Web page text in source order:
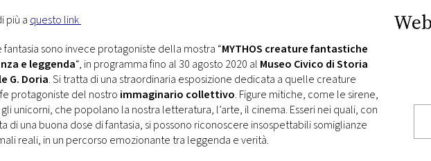
più a questo link
fantasia sono invece protagoniste della mostra “MYTHOS creature fantastiche
e leggenda“, in programma fino al 30 agosto 2020 al Museo Civico di Storia
G. Doria. Si tratta di una straordinaria esposizione dedicata a quelle creature
protagoniste del nostro immaginario collettivo. Figure mitiche, come le sirene,
unicorni, che popolano la nostra letteratura, l’arte, il cinema. Esseri nei quali, con
di una buona dose di fantasia, si possono riconoscere insospettabili somiglianze
reali, in un percorso emozionante tra leggenda e verità.